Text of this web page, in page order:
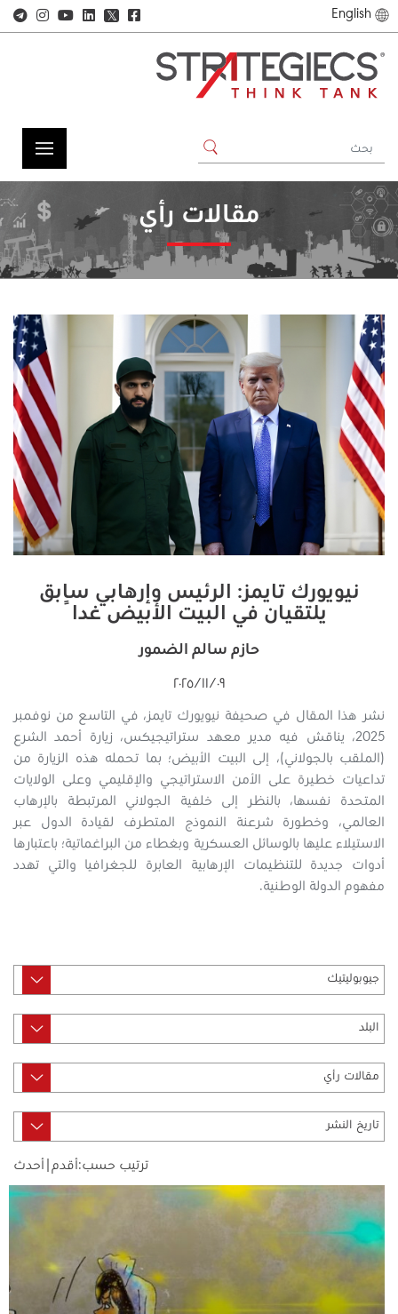
English
𝕏
مقالات رأي
نيويورك تايمز: الرئيس وإرهابي سابق
يلتقيان في البيت الأبيض غداً
حازم سالم الضمور
٠٩‏/١١‏/٢٠٢٥
نشر هذا المقال في صحيفة نيويورك تايمز، في التاسع من نوفمبر
2025، يناقش فيه مدير معهد ستراتيجيكس، زيارة أحمد الشرع
(الملقب بالجولاني)، إلى البيت الأبيض؛ بما تحمله هذه الزيارة من
تداعيات خطيرة على الأمن الاستراتيجي والإقليمي وعلى الولايات
المتحدة نفسها، بالنظر إلى خلفية الجولاني المرتبطة بالإرهاب
العالمي، وخطورة شرعنة النموذج المتطرف لقيادة الدول عبر
الاستيلاء عليها بالوسائل العسكرية وبغطاء من البراغماتية؛ باعتبارها
أدوات جديدة للتنظيمات الإرهابية العابرة للجغرافيا والتي تهدد
مفهوم الدولة الوطنية.
ترتيب حسب: أقدم أحدث